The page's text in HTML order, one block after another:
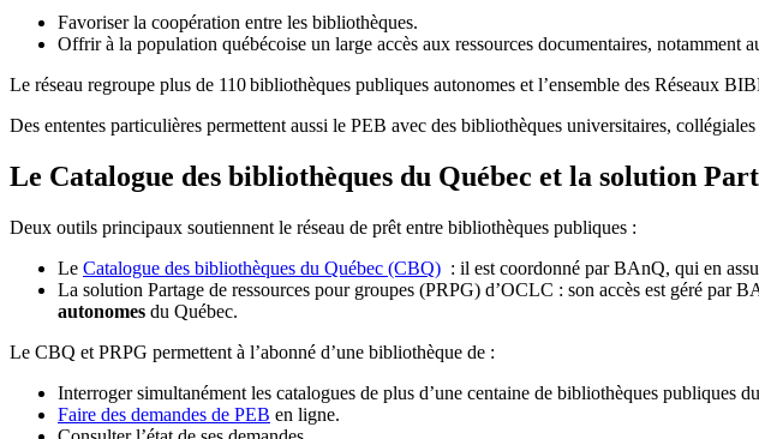
Favoriser la coopération entre les bibliothèques.
Offrir à la population québécoise un large accès aux ressources documentaires, notamment
Le réseau regroupe plus de 110bibliothèques publiques autonomes et l’ensemble des Réseaux
Des ententes particulières permettent aussi le PEB avec des bibliothèques universitaires,
Le Catalogue des bibliothèques du Québec et la solution
Deux outils principaux soutiennent le réseau de prêt entre bibliothèques publiques :
Le Catalogue des bibliothèques du Québec (CBQ) : il est coordonné par BAnQ, qui en
La solution Partage de ressources pour groupes (PRPG) d’OCLC : son accès est géré
autonomes du Québec.
Le CBQ et PRPG permettent à l’abonné d’une bibliothèque de :
Interroger simultanément les catalogues de plus d’une centaine de bibliothèques publiques
Faire des demandes de PEB en ligne.